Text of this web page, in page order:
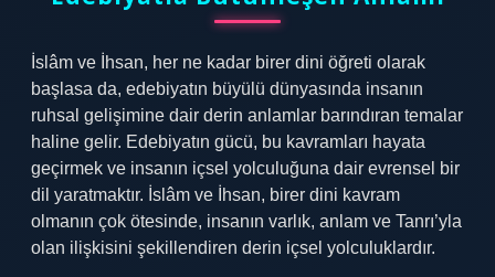
İslâm ve İhsan, her ne kadar birer dini öğreti olarak
başlasa da, edebiyatın büyülü dünyasında insanın
ruhsal gelişimine dair derin anlamlar barındıran temalar
haline gelir. Edebiyatın gücü, bu kavramları hayata
geçirmek ve insanın içsel yolculuğuna dair evrensel bir
dil yaratmaktır. İslâm ve İhsan, birer dini kavram
olmanın çok ötesinde, insanın varlık, anlam ve Tanrı’yla
olan ilişkisini şekillendiren derin içsel yolculuklardır.